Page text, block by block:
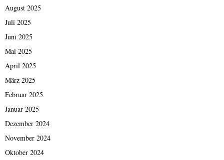
August 2025
Juli 2025
Juni 2025
Mai 2025
April 2025
März 2025
Februar 2025
Januar 2025
Dezember 2024
November 2024
Oktober 2024